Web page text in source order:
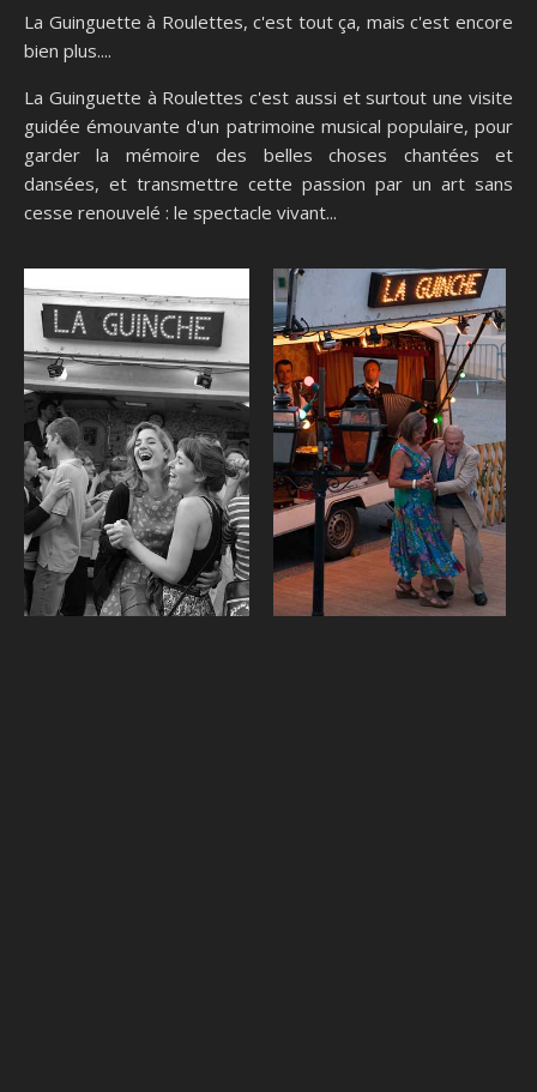
La Guinguette à Roulettes, c'est tout ça, mais c'est encore
bien plus....
La Guinguette à Roulettes c'est aussi et surtout une visite
guidée émouvante d'un patrimoine musical populaire, pour
garder la mémoire des belles choses chantées et
dansées, et transmettre cette passion par un art sans
cesse renouvelé : le spectacle vivant...